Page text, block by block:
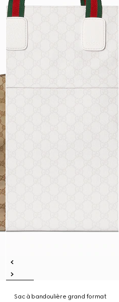
Sac à bandoulière grand format